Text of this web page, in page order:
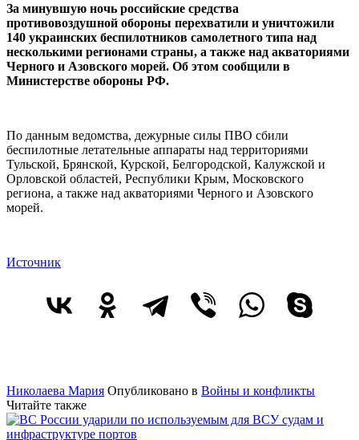
За минувшую ночь российские средства
противовоздушной обороны перехватили и уничтожили
140 украинских беспилотников самолетного типа над
несколькими регионами страны, а также над акваториями
Черного и Азовского морей. Об этом сообщили в
Министерстве обороны РФ.
По данным ведомства, дежурные силы ПВО сбили
беспилотные летательные аппараты над территориями
Тульской, Брянской, Курской, Белгородской, Калужской и
Орловской областей, Республики Крым, Московского
региона, а также над акваториями Черного и Азовского
морей.
Источник
Николаева Мария Опубликовано в Войны и конфликты
Читайте также